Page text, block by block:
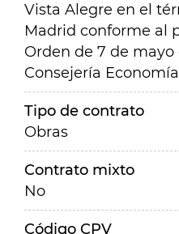
Vista Alegre en el
Madrid conforme al
Orden de 7 de mayo
Consejería
Tipo de contrato
Obras
Contrato mixto
No
Código CPV